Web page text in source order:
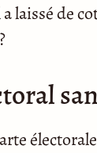
a laissé de